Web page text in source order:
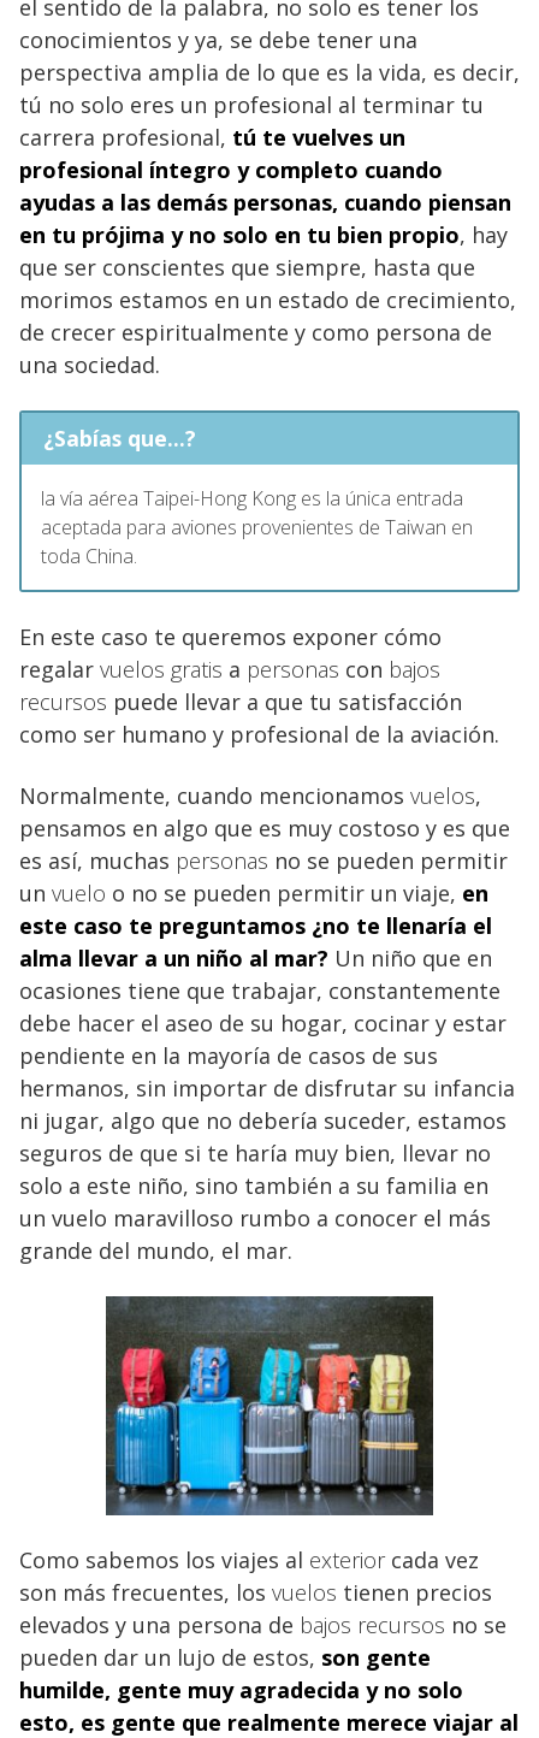
el sentido de la palabra, no solo es tener los
conocimientos y ya, se debe tener una
perspectiva amplia de lo que es la vida, es decir,
tú no solo eres un profesional al terminar tu
carrera profesional, tú te vuelves un
profesional íntegro y completo cuando
ayudas a las demás personas, cuando piensan
en tu prójima y no solo en tu bien propio, hay
que ser conscientes que siempre, hasta que
morimos estamos en un estado de crecimiento,
de crecer espiritualmente y como persona de
una sociedad.
¿Sabías que...?
la vía aérea Taipei-Hong Kong es la única entrada
aceptada para aviones provenientes de Taiwan en
toda China.
En este caso te queremos exponer cómo
regalar vuelos gratis a personas con bajos
recursos puede llevar a que tu satisfacción
como ser humano y profesional de la aviación.
Normalmente, cuando mencionamos vuelos,
pensamos en algo que es muy costoso y es que
es así, muchas personas no se pueden permitir
un vuelo o no se pueden permitir un viaje, en
este caso te preguntamos ¿no te llenaría el
alma llevar a un niño al mar? Un niño que en
ocasiones tiene que trabajar, constantemente
debe hacer el aseo de su hogar, cocinar y estar
pendiente en la mayoría de casos de sus
hermanos, sin importar de disfrutar su infancia
ni jugar, algo que no debería suceder, estamos
seguros de que si te haría muy bien, llevar no
solo a este niño, sino también a su familia en
un vuelo maravilloso rumbo a conocer el más
grande del mundo, el mar.
Como sabemos los viajes al exterior cada vez
son más frecuentes, los vuelos tienen precios
elevados y una persona de bajos recursos no se
pueden dar un lujo de estos, son gente
humilde, gente muy agradecida y no solo
esto, es gente que realmente merece viajar al